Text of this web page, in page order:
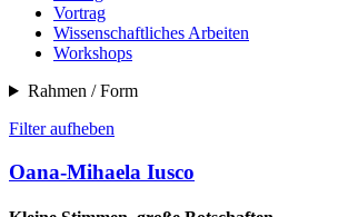
Vortrag
Wissenschaftliches Arbeiten
Workshops
Rahmen / Form
Filter aufheben
Oana-Mihaela Iusco